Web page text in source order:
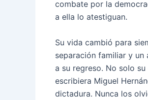
combate por la
a ella lo atestiguan.
Su vida cambió para
separación familiar y
a su regreso. No solo su
escribiera Miguel
dictadura. Nunca los